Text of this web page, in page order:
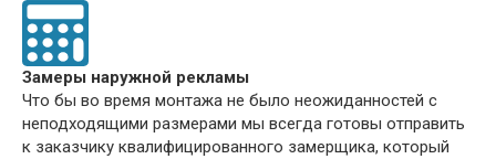
Замеры наружной рекламы
Что бы во время монтажа не было неожиданностей с
неподходящими размерами мы всегда готовы отправить
к заказчику квалифицированного замерщика, который